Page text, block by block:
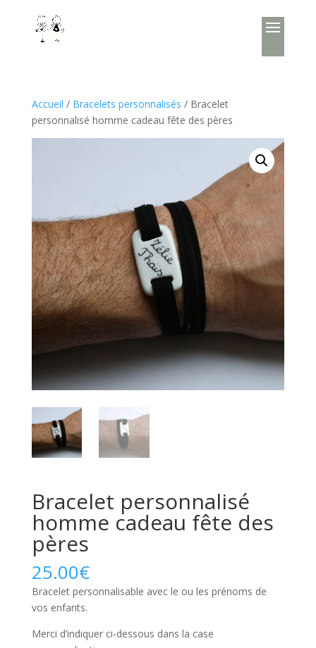
Accueil / Bracelets personnalisés / Bracelet
personnalisé homme cadeau fête des pères
Bracelet personnalisé
homme cadeau fête des
pères
25.00€
Bracelet personnalisable avec le ou les prénoms de
vos enfants.
Merci d’indiquer ci-dessous dans la case